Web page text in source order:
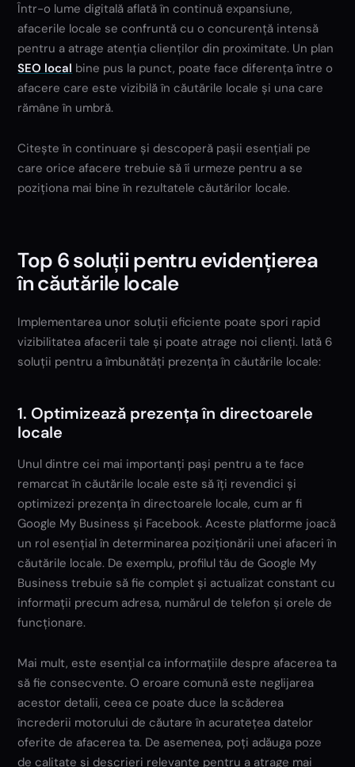
Într-o lume digitală aflată în continuă expansiune,
afacerile locale se confruntă cu o concurență intensă
pentru a atrage atenția clienților din proximitate. Un plan
SEO local bine pus la punct, poate face diferența între o
afacere care este vizibilă în căutările locale și una care
rămâne în umbră.
Citește în continuare și descoperă pașii esențiali pe
care orice afacere trebuie să îi urmeze pentru a se
poziționa mai bine în rezultatele căutărilor locale.
Top 6 soluții pentru evidențierea
în căutările locale
Implementarea unor soluții eficiente poate spori rapid
vizibilitatea afacerii tale și poate atrage noi clienți. Iată 6
soluții pentru a îmbunătăți prezența în căutările locale:
1. Optimizează prezența în directoarele
locale
Unul dintre cei mai importanți pași pentru a te face
remarcat în căutările locale este să îți revendici și
optimizezi prezența în directoarele locale, cum ar fi
Google My Business și Facebook. Aceste platforme joacă
un rol esențial în determinarea poziționării unei afaceri în
căutările locale. De exemplu, profilul tău de Google My
Business trebuie să fie complet și actualizat constant cu
informații precum adresa, numărul de telefon și orele de
funcționare.
Mai mult, este esențial ca informațiile despre afacerea ta
să fie consecvente. O eroare comună este neglijarea
acestor detalii, ceea ce poate duce la scăderea
încrederii motorului de căutare în acuratețea datelor
oferite de afacerea ta. De asemenea, poți adăuga poze
de calitate și descrieri relevante pentru a atrage mai